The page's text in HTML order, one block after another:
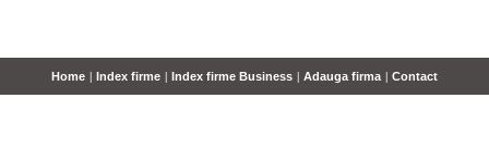
Home | Index firme | Index firme Business | Adauga firma | Contact